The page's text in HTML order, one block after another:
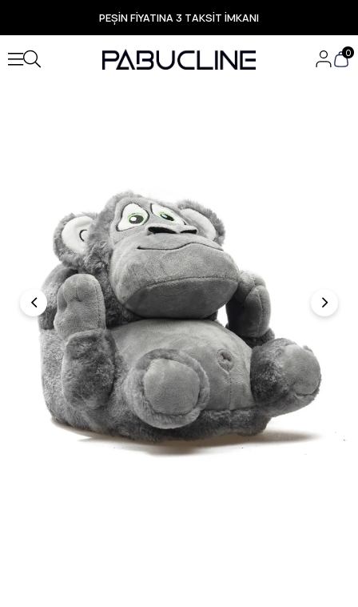
PEŞİN FİYATINA 3 TAKSİT İMKANI
TÜM ÜRÜNLERDE ÜCRETSİZ KARGO
Yeni Sezon Ürünlerde Özel Fırsatlar
Seçili Ürünlerde Hızlı Teslimat
0